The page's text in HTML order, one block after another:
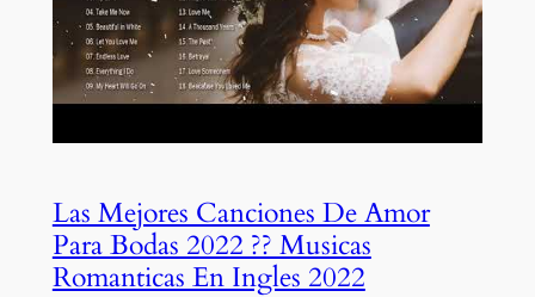
Las Mejores Canciones De Amor
Para Bodas 2022 ?? Musicas
Romanticas En Ingles 2022